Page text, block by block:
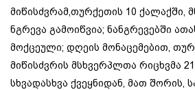
მიწისძვრამ,თურქეთის 10 ქალაქში,
ნგრევა გამოიწვია; ნანგრევებში
მოქცეული; დღეის მონაცემებით,
მიწისძვრის მსხვერპლთა რიცხვმა
სხვადასხვა ქვეყნიდან, მათ შორის,